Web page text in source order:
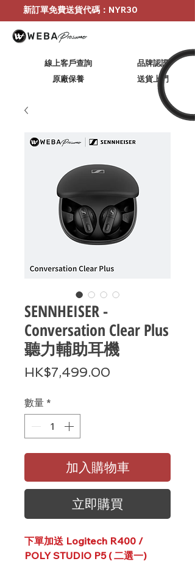
新訂單免費送貨代碼：NYR30
線上客戶查詢
原廠保養
品牌認證
​送貨上門
SENNHEISER -
Conversation Clear Plus
聽力輔助耳機
HK$7,499.00
數量 *
加入購物車
立即購買
下單加送 Logitech R400 /
POLY STUDIO P5 ( 二選一)